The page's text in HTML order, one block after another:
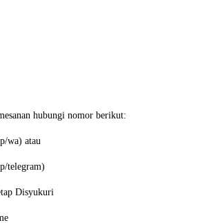
hubungi nomor berikut:
wa) atau
telegram)
Disyukuri